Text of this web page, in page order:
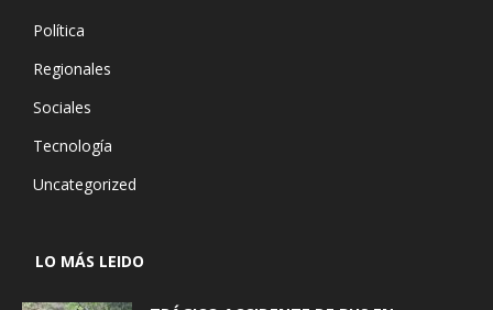
Política
Regionales
Sociales
Tecnología
Uncategorized
LO MÁS LEIDO